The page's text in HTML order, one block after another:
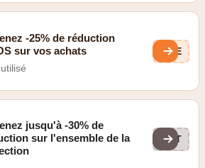
-25% de réduction
sur vos achats
olE
jusqu'à -30% de
sur l'ensemble de la
POT